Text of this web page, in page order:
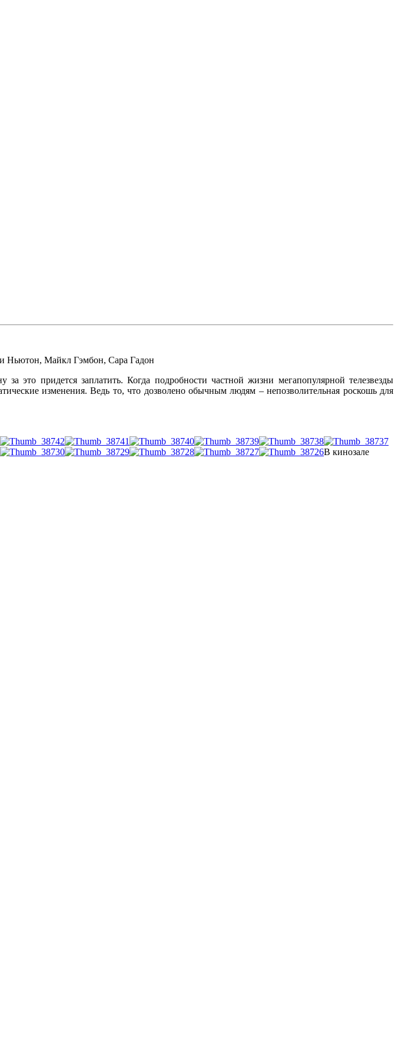
Ньютон, Майкл Гэмбон, Сара Гадон
придется заплатить. Когда подробности частной жизни мегапопулярной телезвезды
изменения. Ведь то, что дозволено обычным людям – непозволительная роскошь для
В кинозале